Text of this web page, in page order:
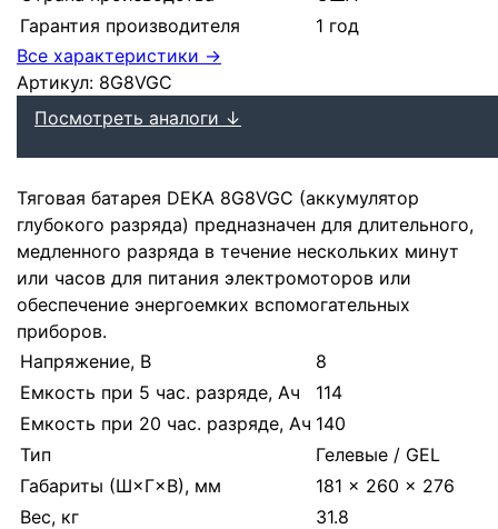
Гарантия производителя
1 год
Все характеристики →
Артикул: 8G8VGC
Посмотреть аналоги ↓
Тяговая батарея DEKA 8G8VGC (аккумулятор
глубокого разряда) предназначен для длительного,
медленного разряда в течение нескольких минут
или часов для питания электромоторов или
обеспечение энергоемких вспомогательных
приборов.
Напряжение, В
8
Емкость при 5 час. разряде, Ач
114
Емкость при 20 час. разряде, Ач 140
Тип
Гелевые / GEL
Габариты (Ш×Г×В), мм
181 × 260 × 276
Вес, кг
31.8